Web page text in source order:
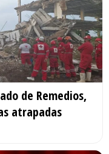
de Remedios,
atrapadas